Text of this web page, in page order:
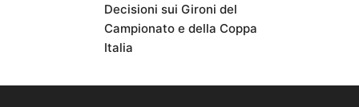
Decisioni sui Gironi del
Campionato e della Coppa
Italia